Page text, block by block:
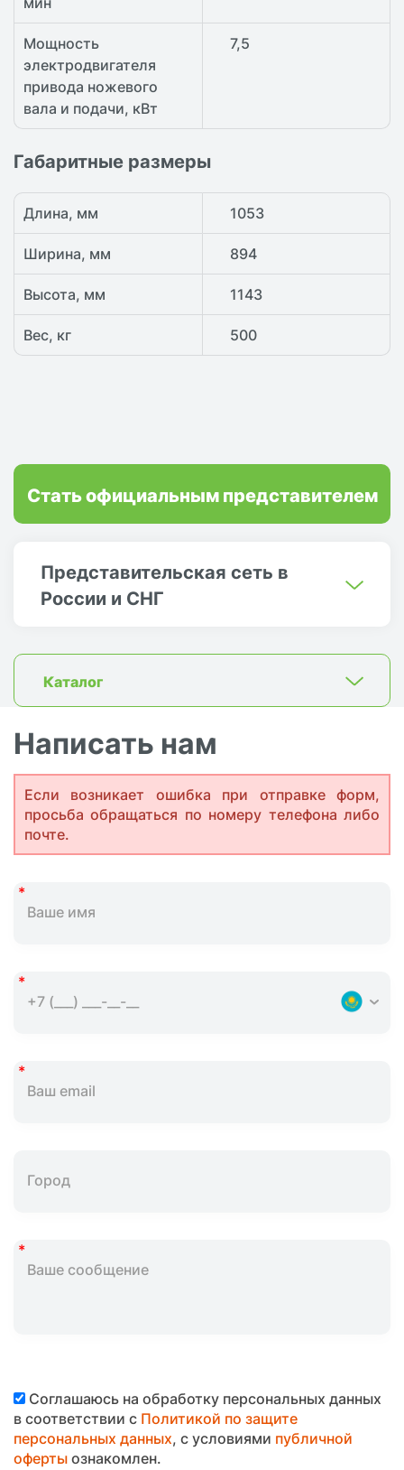
Мощность
электродвигателя
привода ножевого
вала и подачи, кВт
7,5
Габаритные размеры
Длина, мм 1053
Ширина, мм 894
Высота, мм 1143
Вес, кг 500
Представительская сеть в
России и СНГ
Стать официальным представителем
Каталог
Написать нам
Если возникает ошибка при отправке форм,
просьба обращаться по номеру телефона либо
почте.
Соглашаюсь на обработку персональных данных
в соответствии с Политикой по защите
персональных данных, с условиями публичной
офертыознакомлен.